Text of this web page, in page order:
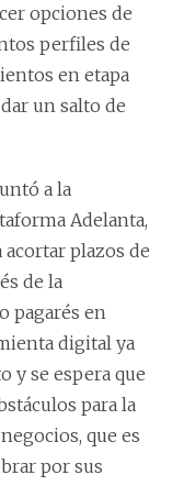
opciones de
perfiles de
en etapa
un salto de
a la
Adelanta,
plazos de
de la
pagarés en
digital ya
y se espera que
para la
que es
por sus